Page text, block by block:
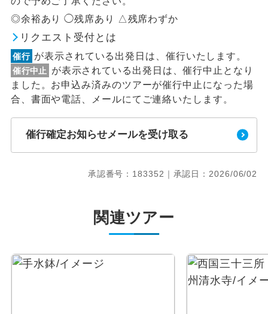
◎余裕あり ◯残席あり △残席わずか
リクエスト受付とは
催行 が表示されている出発日は、催行いたします。
催行中止
が表示されている出発日は、催行中止となり
ました。お申込み済みのツアーが催行中止になった場
合、書面や電話、メールにてご連絡いたします。
催行確定お知らせメールを受け取る
承認番号：183352｜承認日：2026/06/02
関連ツアー